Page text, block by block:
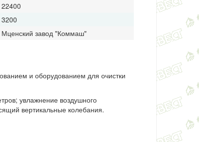
22400
3200
Мценский завод "Коммаш"
и оборудованием для очистки
увлажнение воздушного
вертикальные колебания.